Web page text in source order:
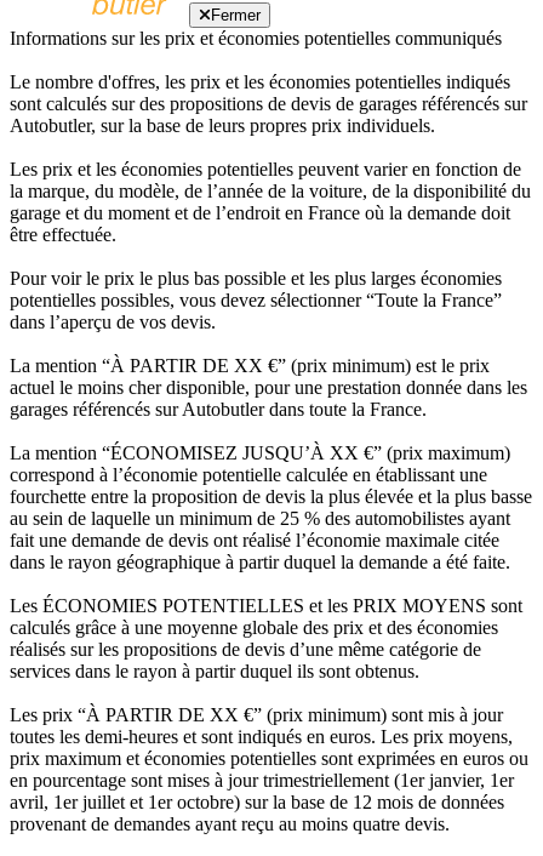
Fermer
Informations sur les prix et économies potentielles communiqués
Le nombre d'offres, les prix et les économies potentielles indiqués
sont calculés sur des propositions de devis de garages référencés sur
Autobutler, sur la base de leurs propres prix individuels.
Les prix et les économies potentielles peuvent varier en fonction de
la marque, du modèle, de l’année de la voiture, de la disponibilité du
garage et du moment et de l’endroit en France où la demande doit
être effectuée.
Pour voir le prix le plus bas possible et les plus larges économies
potentielles possibles, vous devez sélectionner “Toute la France”
dans l’aperçu de vos devis.
La mention “À PARTIR DE XX €” (prix minimum) est le prix
actuel le moins cher disponible, pour une prestation donnée dans les
garages référencés sur Autobutler dans toute la France.
La mention “ÉCONOMISEZ JUSQU’À XX €” (prix maximum)
correspond à l’économie potentielle calculée en établissant une
fourchette entre la proposition de devis la plus élevée et la plus basse
au sein de laquelle un minimum de 25 % des automobilistes ayant
fait une demande de devis ont réalisé l’économie maximale citée
dans le rayon géographique à partir duquel la demande a été faite.
Les ÉCONOMIES POTENTIELLES et les PRIX MOYENS sont
calculés grâce à une moyenne globale des prix et des économies
réalisés sur les propositions de devis d’une même catégorie de
services dans le rayon à partir duquel ils sont obtenus.
Les prix “À PARTIR DE XX €” (prix minimum) sont mis à jour
toutes les demi-heures et sont indiqués en euros. Les prix moyens,
prix maximum et économies potentielles sont exprimées en euros ou
en pourcentage sont mises à jour trimestriellement (1er janvier, 1er
avril, 1er juillet et 1er octobre) sur la base de 12 mois de données
provenant de demandes ayant reçu au moins quatre devis.